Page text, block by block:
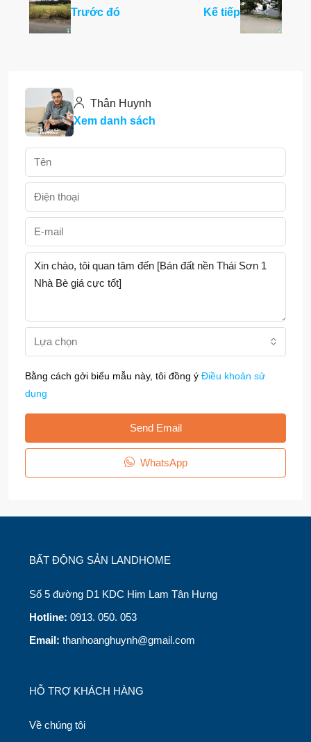
Trước đó Kế tiếp
Thân Huynh
Xem danh sách
Lựa chọn
Bằng cách gởi biểu mẫu này, tôi đồng ý Điều khoản sử
dụng
Send Email
WhatsApp
BẤT ĐỘNG SẢN LANDHOME
Số 5 đường D1 KDC Him Lam Tân Hưng
Hotline: 0913. 050. 053
Email: thanhoanghuynh@gmail.com
HỖ TRỢ KHÁCH HÀNG
Về chúng tôi